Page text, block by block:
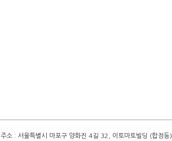
주소 : 서울특별시 마포구 양화진 4길 32, 이토마토빌딩 (합